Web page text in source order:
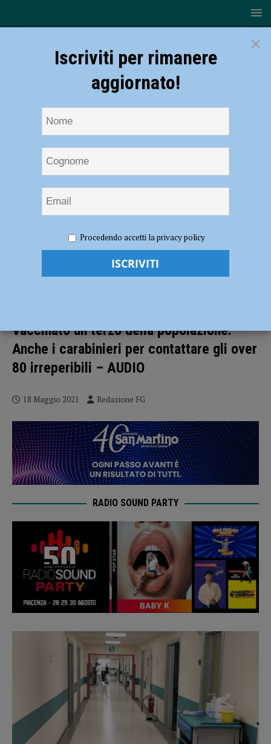
calo del 36,7% e ora Piacenza ha numeri da zona bianca. Vaccinato un
terzo della popolazione. Anche i carabinieri per contattare gli over 80
Vaccinato un terzo della popolazione.
Anche i carabinieri per contattare gli over
80 irreperibili – AUDIO
18 Maggio 2021 Redazione FG
RADIO SOUND PARTY
×
Iscriviti per rimanere
aggiornato!
Procedendo accetti la privacy policy